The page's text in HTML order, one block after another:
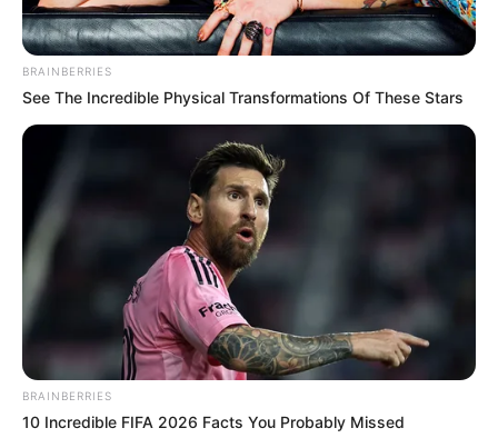
BRAINBERRIES
See The Incredible Physical Transformations Of These Stars
BRAINBERRIES
10 Incredible FIFA 2026 Facts You Probably Missed